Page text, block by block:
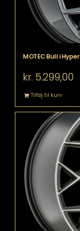
MOTEC Bull i
kr. 5.299,00
Tilføj til kurv